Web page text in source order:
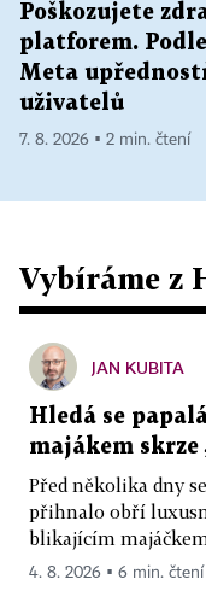
Poškozujete
platforem.
Meta
uživatelů
7. 8. 2026 ▪ 2 min. čtení
Vybíráme z
JAN KUBITA
Hledá se
majákem
Před několika dny
přihnalo obří
blikajícím
4. 8. 2026 ▪ 6 min. čtení